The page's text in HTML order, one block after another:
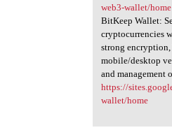
web3-wallet/home
BitKeep Wallet:
cryptocurrencies
strong
mobile/desktop
and management
https://
wallet/home